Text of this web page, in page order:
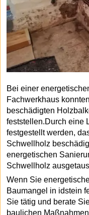
Bei einer
Fachwerkhaus
beschädigten
feststellen.Durch eine
festgestellt werden,
Schwellholz
energetischen
Schwellholz
Wenn Sie
Baumangel in idstein
Sie tätig und berate
baulichen